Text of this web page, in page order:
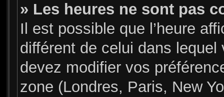
» Les heures ne sont pas
Il est possible que l’heure
différent de celui dans
devez modifier vos
zone (Londres, Paris, New